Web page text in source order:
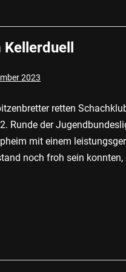
2023
retten
Runde der
mit einem
noch froh sein